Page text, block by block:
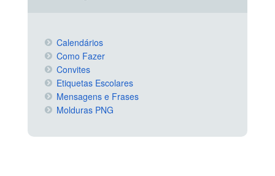
Calendários
Como Fazer
Convites
Etiquetas Escolares
Mensagens e Frases
Molduras PNG